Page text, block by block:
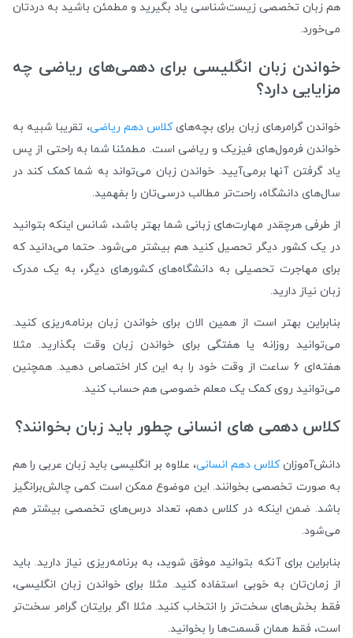
هم زبان تخصصی زیست‌شناسی یاد بگیرید و مطمئن باشید به دردتان
می‌خورد.
خواندن زبان انگلیسی برای دهمی‌های ریاضی چه
مزایایی دارد؟
خواندن گرامر‌های زبان برای بچه‌هایکلاس دهم ریاضی، تقریبا شبیه به
خواندن فرمول‌های فیزیک و ریاضی است. مطمئنا شما به راحتی از پس
یاد گرفتن آنها برمی‌آیید. خواندن زبان می‌تواند به شما کمک کند در
سال‌های دانشگاه، راحت‌تر مطالب درسی‌تان را بفهمید.
از طرفی هرچقدر مهارت‌های زبانی شما بهتر باشد، شانس اینکه بتوانید
در یک کشور دیگر تحصیل کنید هم بیشتر می‌شود. حتما می‌دانید که
برای مهاجرت تحصیلی به دانشگاه‌های کشورهای دیگر، به یک مدرک
زبان نیاز دارید.
بنابراین بهتر است از همین الان برای خواندن زبان برنامه‌ریزی کنید.
می‌توانید روزانه یا هفتگی برای خواندن زبان وقت‌ بگذارید. مثلا
هفته‌ای 6 ساعت از وقت خود را به این کار اختصاص دهید. همچنین
می‌توانید روی کمک یک معلم خصوصی هم حساب کنید.
کلاس دهمی های انسانی چطور باید زبان بخوانند؟
دانش‌آموزانکلاس دهم انسانی، علاوه بر انگلیسی باید زبان عربی را هم
به صورت تخصصی بخوانند. این موضوع ممکن است کمی چالش‌برانگیز
باشد. ضمن اینکه در کلاس دهم، تعداد درس‌های تخصصی بیشتر هم
می‌شود.
بنابراین برای آنکه بتوانید موفق شوید، به برنامه‌ریزی نیاز دارید. باید
از زمان‌تان به خوبی استفاده کنید. مثلا برای خواندن زبان انگلیسی،
فقط بخش‌های سخت‌تر را انتخاب کنید. مثلا اگر برایتان گرامر سخت‌تر
است، فقط همان‌ قسمت‌ها را بخوانید.